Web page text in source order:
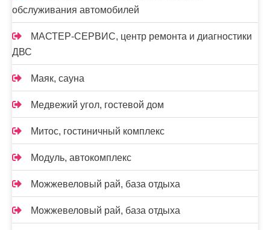
обслуживания автомобилей
МАСТЕР-СЕРВИС, центр ремонта и диагностики
ДВС
Маяк, сауна
Медвежий угол, гостевой дом
Митос, гостиничный комплекс
Модуль, автокомплекс
Можжевеловый рай, база отдыха
Можжевеловый рай, база отдыха